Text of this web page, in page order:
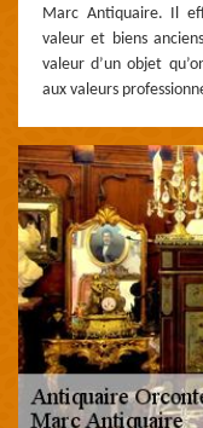
Marc Antiquaire. Il
valeur et biens
valeur d’un objet
aux valeurs